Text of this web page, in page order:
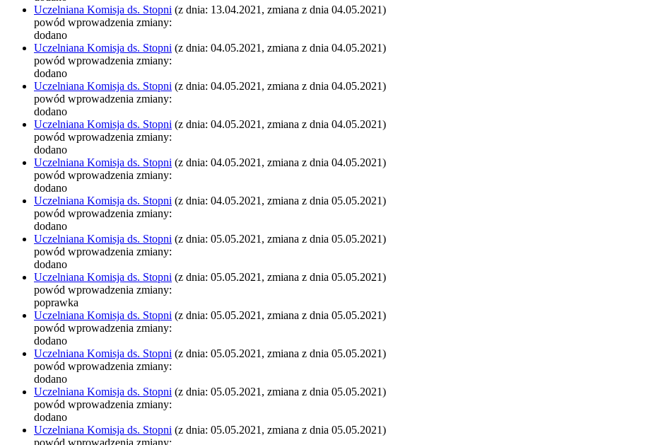
Uczelniana Komisja ds. Stopni (z dnia: 13.04.2021, zmiana z dnia 04.05.2021)
powód wprowadzenia zmiany:
dodano
Uczelniana Komisja ds. Stopni (z dnia: 04.05.2021, zmiana z dnia 04.05.2021)
powód wprowadzenia zmiany:
dodano
Uczelniana Komisja ds. Stopni (z dnia: 04.05.2021, zmiana z dnia 04.05.2021)
powód wprowadzenia zmiany:
dodano
Uczelniana Komisja ds. Stopni (z dnia: 04.05.2021, zmiana z dnia 04.05.2021)
powód wprowadzenia zmiany:
dodano
Uczelniana Komisja ds. Stopni (z dnia: 04.05.2021, zmiana z dnia 04.05.2021)
powód wprowadzenia zmiany:
dodano
Uczelniana Komisja ds. Stopni (z dnia: 04.05.2021, zmiana z dnia 05.05.2021)
powód wprowadzenia zmiany:
dodano
Uczelniana Komisja ds. Stopni (z dnia: 05.05.2021, zmiana z dnia 05.05.2021)
powód wprowadzenia zmiany:
dodano
Uczelniana Komisja ds. Stopni (z dnia: 05.05.2021, zmiana z dnia 05.05.2021)
powód wprowadzenia zmiany:
poprawka
Uczelniana Komisja ds. Stopni (z dnia: 05.05.2021, zmiana z dnia 05.05.2021)
powód wprowadzenia zmiany:
dodano
Uczelniana Komisja ds. Stopni (z dnia: 05.05.2021, zmiana z dnia 05.05.2021)
powód wprowadzenia zmiany:
dodano
Uczelniana Komisja ds. Stopni (z dnia: 05.05.2021, zmiana z dnia 05.05.2021)
powód wprowadzenia zmiany:
dodano
Uczelniana Komisja ds. Stopni (z dnia: 05.05.2021, zmiana z dnia 05.05.2021)
powód wprowadzenia zmiany: